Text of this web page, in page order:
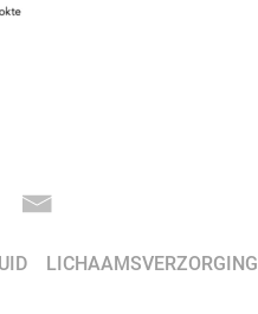
LICHAAMSVERZORGING